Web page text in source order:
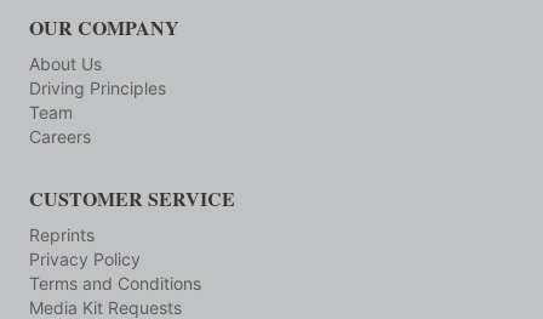
OUR COMPANY
About Us
Driving Principles
Team
Careers
CUSTOMER SERVICE
Reprints
Privacy Policy
Terms and Conditions
Media Kit Requests